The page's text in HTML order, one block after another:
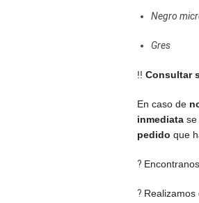
Negro
Gres
!! Consultar
En caso de
inmediata se
pedido que
?
?